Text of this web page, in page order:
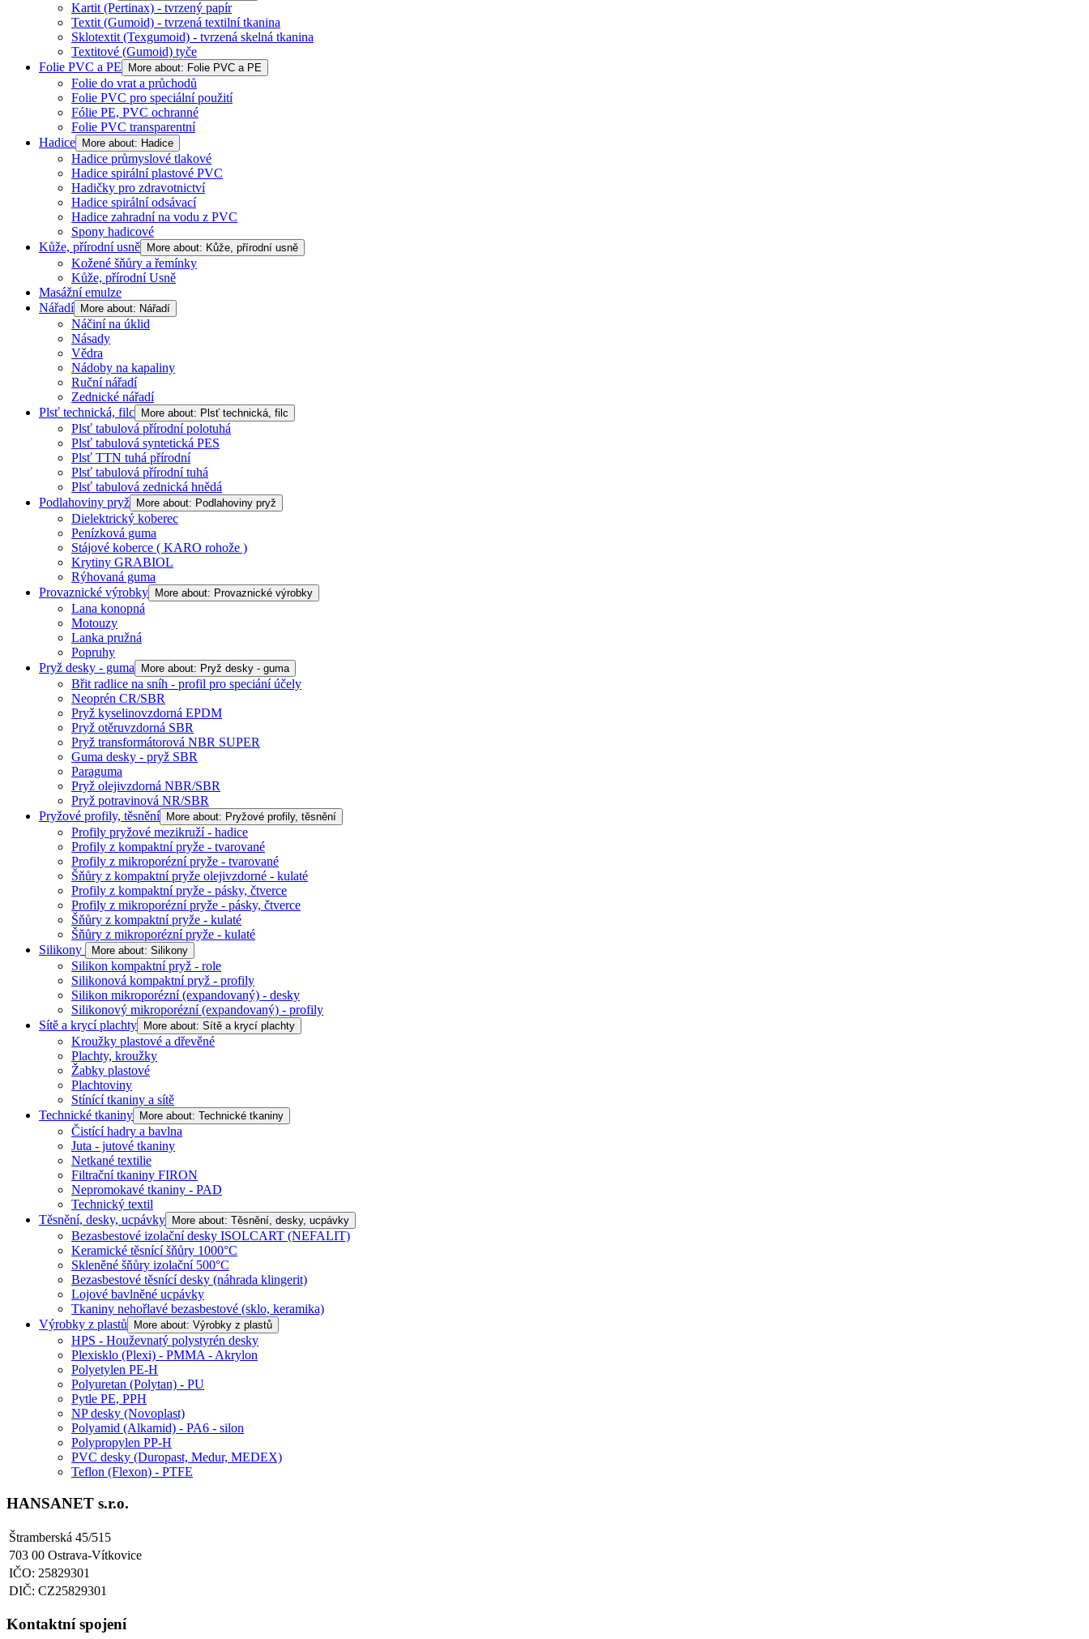
Kartit (Pertinax) - tvrzený papír
Textit (Gumoid) - tvrzená textilní tkanina
Sklotextit (Texgumoid) - tvrzená skelná tkanina
Textitové (Gumoid) tyče
Folie PVC a PE
More about: Folie PVC a PE
Folie do vrat a průchodů
Folie PVC pro speciální použití
Fólie PE, PVC ochranné
Folie PVC transparentní
Hadice
More about: Hadice
Hadice průmyslové tlakové
Hadice spirální plastové PVC
Hadičky pro zdravotnictví
Hadice spirální odsávací
Hadice zahradní na vodu z PVC
Spony hadicové
Kůže, přírodní usně
More about: Kůže, přírodní usně
Kožené šňůry a řemínky
Kůže, přírodní Usně
Masážní emulze
Nářadí
More about: Nářadí
Náčiní na úklid
Násady
Vědra
Nádoby na kapaliny
Ruční nářadí
Zednické nářadí
Plsť technická, filc
More about: Plsť technická, filc
Plsť tabulová přírodní polotuhá
Plsť tabulová syntetická PES
Plsť TTN tuhá přírodní
Plsť tabulová přírodní tuhá
Plsť tabulová zednická hnědá
Podlahoviny pryž
More about: Podlahoviny pryž
Dielektrický koberec
Penízková guma
Stájové koberce ( KARO rohože )
Krytiny GRABIOL
Rýhovaná guma
Provaznické výrobky
More about: Provaznické výrobky
Lana konopná
Motouzy
Lanka pružná
Popruhy
Pryž desky - guma
More about: Pryž desky - guma
Břit radlice na sníh - profil pro speciání účely
Neoprén CR/SBR
Pryž kyselinovzdorná EPDM
Pryž otěruvzdorná SBR
Pryž transformátorová NBR SUPER
Guma desky - pryž SBR
Paraguma
Pryž olejivzdorná NBR/SBR
Pryž potravinová NR/SBR
Pryžové profily, těsnění
More about: Pryžové profily, těsnění
Profily pryžové mezikruží - hadice
Profily z kompaktní pryže - tvarované
Profily z mikroporézní pryže - tvarované
Šňůry z kompaktní pryže olejivzdorné - kulaté
Profily z kompaktní pryže - pásky, čtverce
Profily z mikroporézní pryže - pásky, čtverce
Šňůry z kompaktní pryže - kulaté
Šňůry z mikroporézní pryže - kulaté
Silikony
More about: Silikony
Silikon kompaktní pryž - role
Silikonová kompaktní pryž - profily
Silikon mikroporézní (expandovaný) - desky
Silikonový mikroporézní (expandovaný) - profily
Sítě a krycí plachty
More about: Sítě a krycí plachty
Kroužky plastové a dřevěné
Plachty, kroužky
Žabky plastové
Plachtoviny
Stínící tkaniny a sítě
Technické tkaniny
More about: Technické tkaniny
Čistící hadry a bavlna
Juta - jutové tkaniny
Netkané textilie
Filtrační tkaniny FIRON
Nepromokavé tkaniny - PAD
Technický textil
Těsnění, desky, ucpávky
More about: Těsnění, desky, ucpávky
Bezasbestové izolační desky ISOLCART (NEFALIT)
Keramické těsnící šňůry 1000°C
Skleněné šňůry izolační 500°C
Bezasbestové těsnící desky (náhrada klingerit)
Lojové bavlněné ucpávky
Tkaniny nehořlavé bezasbestové (sklo, keramika)
Výrobky z plastů
More about: Výrobky z plastů
HPS - Houževnatý polystyrén desky
Plexisklo (Plexi) - PMMA - Akrylon
Polyetylen PE-H
Polyuretan (Polytan) - PU
Pytle PE, PPH
NP desky (Novoplast)
Polyamid (Alkamid) - PA6 - silon
Polypropylen PP-H
PVC desky (Duropast, Medur, MEDEX)
Teflon (Flexon) - PTFE
HANSANET s.r.o.
Štramberská 45/515
703 00 Ostrava-Vítkovice
IČO: 25829301
DIČ: CZ25829301
Kontaktní spojení